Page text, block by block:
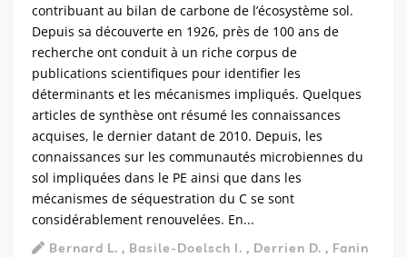
contribuant au bilan de carbone de l’écosystème sol.
Depuis sa découverte en 1926, près de 100 ans de
recherche ont conduit à un riche corpus de
publications scientifiques pour identifier les
déterminants et les mécanismes impliqués. Quelques
articles de synthèse ont résumé les connaissances
acquises, le dernier datant de 2010. Depuis, les
connaissances sur les communautés microbiennes du
sol impliquées dans le PE ainsi que dans les
mécanismes de séquestration du C se sont
considérablement renouvelées. En...
Bernard L. , Basile-Doelsch I. , Derrien D. , Fanin